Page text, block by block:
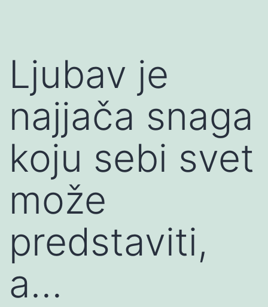
Ljubav je
najjača snaga
koju sebi svet
može
predstaviti,
a…